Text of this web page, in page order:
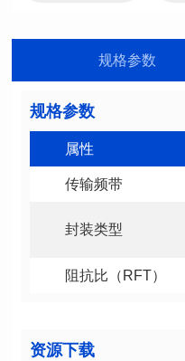
规格参数
规格参数
属性
传输频带
封装类型
阻抗比（RFT）
资源下载